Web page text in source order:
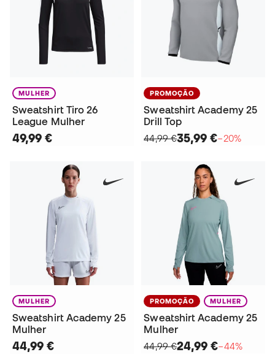
MULHER
Sweatshirt Tiro 26
League Mulher
49,99 €
PROMOÇÃO
Sweatshirt Academy 25
Drill Top
44,99 €35,99 €−20%
MULHER
Sweatshirt Academy 25
Mulher
44,99 €
PROMOÇÃO MULHER
Sweatshirt Academy 25
Mulher
44,99 €24,99 €−44%